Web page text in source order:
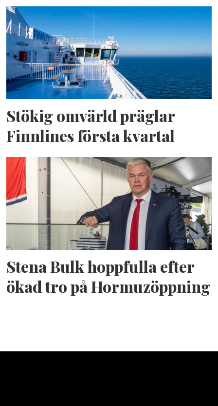
Stökig omvärld präglar
Finnlines första kvartal
Stena Bulk hoppfulla efter
ökad tro på Hormuzöppning